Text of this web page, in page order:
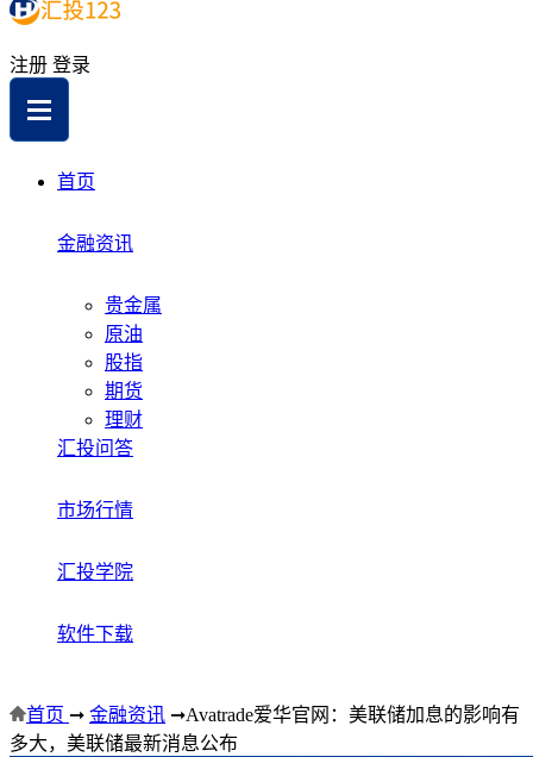
注册 登录
首页
金融资讯
贵金属
原油
股指
期货
理财
汇投问答
市场行情
汇投学院
软件下载
首页 ➞ 金融资讯 ➞Avatrade爱华官网：美联储加息的影响有
多大，美联储最新消息公布